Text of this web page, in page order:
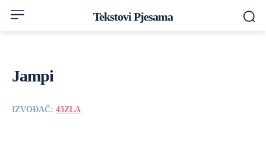
Tekstovi Pjesama
Jampi
IZVOĐAČ: 43ZLA